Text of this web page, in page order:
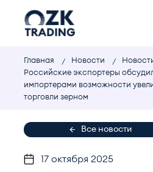
Главная Новости
Российские экспортеры
импортерами возможности
торговли зерном
Все новости
17 октября 2025